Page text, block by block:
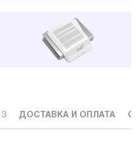
3 ДОСТАВКА И ОПЛАТА